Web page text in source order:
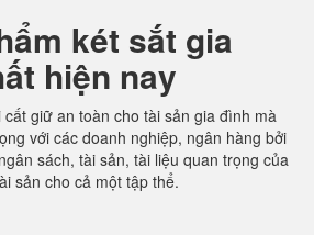
két sắt gia
hiện nay
giữ an toàn cho tài sản gia đình mà
với các doanh nghiệp, ngân hàng bởi
sách, tài sản, tài liệu quan trọng của
sản cho cả một tập thể.